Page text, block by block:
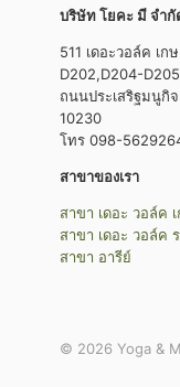
บริษัท โยคะ มี จำ
511 เดอะวอล์ค เ
D202,D204-D205
ถนนประเสริฐมนูกิ
10230
โทร 098-
สาขาของเรา
สาขา เดอะ วอล์ค
สาขา เดอะ วอล์ค
สาขา อารีย์
© 2026 Yoga &